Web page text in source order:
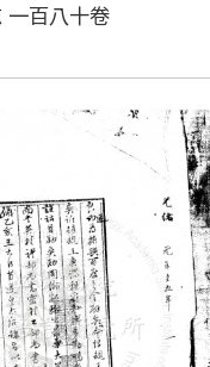
一百八十卷